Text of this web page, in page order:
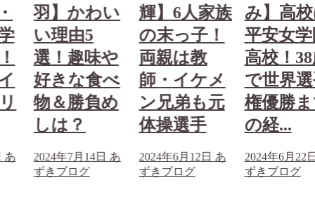
あ
羽】かわい
い理由5
選！趣味や
好きな食べ
物＆勝負め
しは？
2024年7月14日 あ
ずきブログ
輝】6人家族
の末っ子！
両親は教
師・イケメ
ン兄弟も元
体操選手
2024年6月12日 あ
ずきブログ
み】高
平安女
高校！
で世界
権優勝
の経...
2024年6月22
ずきブログ